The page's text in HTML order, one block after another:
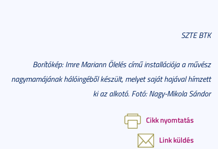
SZTE BTK
Borítókép: Imre Mariann Ölelés című installációja a művész
nagymamájának hálóingéből készült, melyet saját hajával hímzett
ki az alkotó. Fotó: Nagy-Mikola Sándor
Cikk nyomtatás
Link küldés